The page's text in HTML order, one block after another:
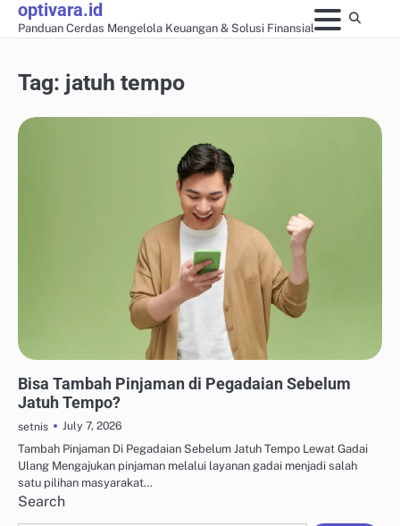
Skipoptivara.id
Panduan Cerdas Mengelola Keuangan & Solusi Finansial
Tag: jatuh tempo
Bisa Tambah Pinjaman di Pegadaian Sebelum
Jatuh Tempo?
setnis
July 7, 2026
Tambah Pinjaman Di Pegadaian Sebelum Jatuh Tempo Lewat Gadai
Ulang Mengajukan pinjaman melalui layanan gadai menjadi salah
satu pilihan masyarakat…
Search